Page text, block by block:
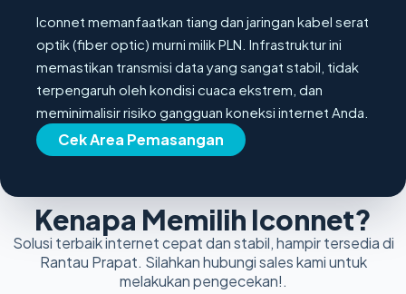
Iconnet memanfaatkan tiang dan jaringan kabel serat
optik (fiber optic) murni milik PLN. Infrastruktur ini
memastikan transmisi data yang sangat stabil, tidak
terpengaruh oleh kondisi cuaca ekstrem, dan
meminimalisir risiko gangguan koneksi internet Anda.
Cek Area Pemasangan
Kenapa Memilih Iconnet?
Solusi terbaik internet cepat dan stabil, hampir tersedia di
Rantau Prapat. Silahkan hubungi sales kami untuk
melakukan pengecekan!.